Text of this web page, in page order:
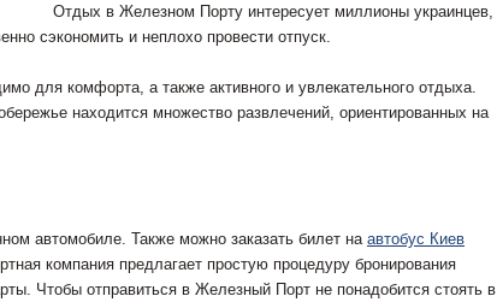
Отдых в Железном Порту интересует миллионы украинцев,
сэкономить и неплохо провести отпуск.
для комфорта, а также активного и увлекательного отдыха.
находится множество развлечений, ориентированных на
автомобиле. Также можно заказать билет на автобус Киев
компания предлагает простую процедуру бронирования
Чтобы отправиться в Железный Порт не понадобится стоять в